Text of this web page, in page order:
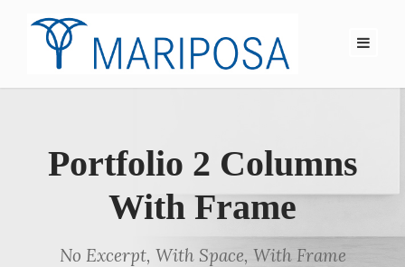
Portfolio 2 Columns
With Frame
No Excerpt, With Space, With Frame